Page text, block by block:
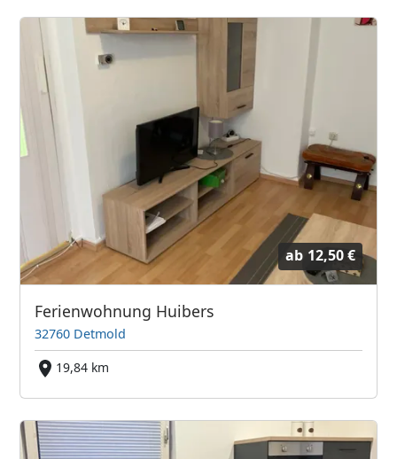
ab 12,50 €
Ferienwohnung Huibers
32760 Detmold
19,84 km